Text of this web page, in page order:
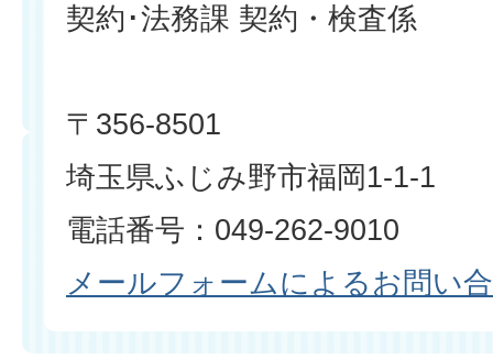
契約･法務課 契約・検査係
〒356-8501
埼玉県ふじみ野市福岡1-1-1
電話番号：049-262-9010
メールフォームによるお問い